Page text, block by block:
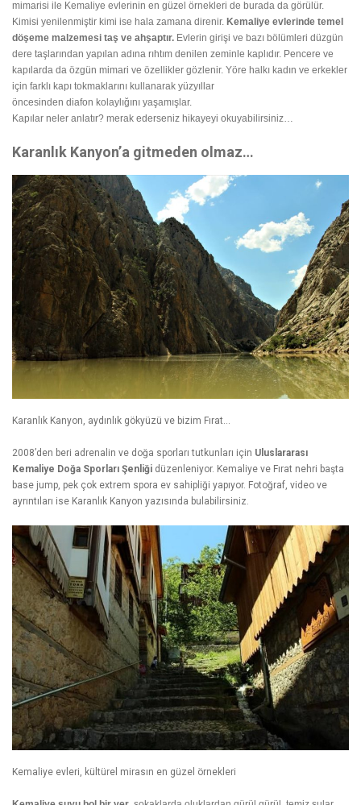
mimarisi ile Kemaliye evlerinin en güzel örnekleri de burada da görülür.
Kimisi yenilenmiştir kimi ise hala zamana direnir. Kemaliye evlerinde temel
döşeme malzemesi taş ve ahşaptır. Evlerin girişi ve bazı bölümleri düzgün
dere taşlarından yapılan adına rıhtım denilen zeminle kaplıdır. Pencere ve
kapılarda da özgün mimari ve özellikler gözlenir. Yöre halkı kadın ve erkekler
için farklı kapı tokmaklarını kullanarak yüzyıllar
öncesinden diafon kolaylığını yaşamışlar.
Kapılar neler anlatır? merak ederseniz hikayeyi okuyabilirsiniz…
Karanlık Kanyon’a gitmeden olmaz…
Karanlık Kanyon, aydınlık gökyüzü ve bizim Fırat…
2008’den beri adrenalin ve doğa sporları tutkunları için Uluslararası
Kemaliye Doğa Sporları Şenliği düzenleniyor. Kemaliye ve Fırat nehri başta
base jump, pek çok extrem spora ev sahipliği yapıyor. Fotoğraf, video ve
ayrıntıları ise Karanlık Kanyon yazısında bulabilirsiniz.
Kemaliye evleri, kültürel mirasın en güzel örnekleri